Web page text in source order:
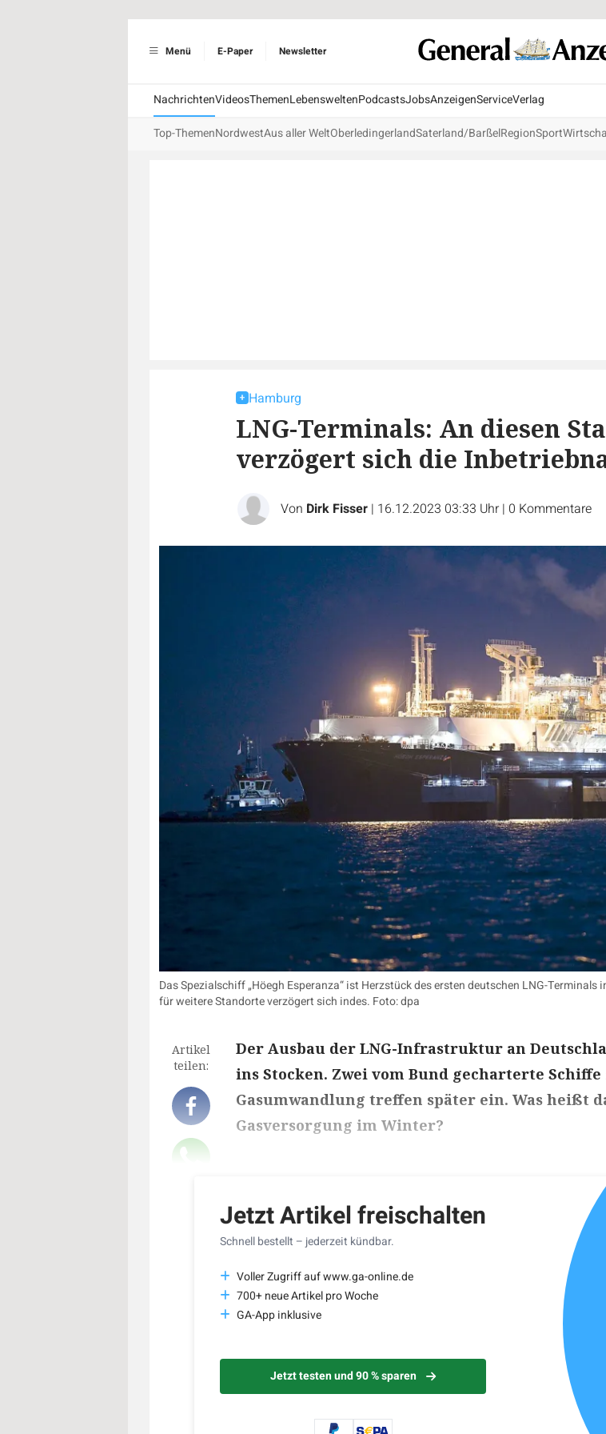
Menü E-Paper Newsletter
NachrichtenVideosThemenLebensweltenPodcastsJobsAnzeigenServiceVerlag
Top-ThemenNordwestAus aller WeltOberledingerlandSaterland/BarßelRegionSport
Hamburg
LNG-Terminals: An diesen
verzögert sich die
Von Dirk Fisser | 16.12.2023 03:33 Uhr | 0 Kommentare
Das Spezialschiff „Höegh Esperanza“ ist Herzstück des ersten deutschen LNG-
für weitere Standorte verzögert sich indes. Foto: dpa
Artikel
teilen:
Der Ausbau der LNG-Infrastruktur an
ins Stocken. Zwei vom Bund gecharterte
Gasumwandlung treffen später ein. Was heißt
Gasversorgung im Winter?
Jetzt Artikel freischalten
Schnell bestellt – jederzeit kündbar.
Voller Zugriff auf www.ga-online.de
700+ neue Artikel pro Woche
GA-App inklusive
Jetzt testen und 90 % sparen